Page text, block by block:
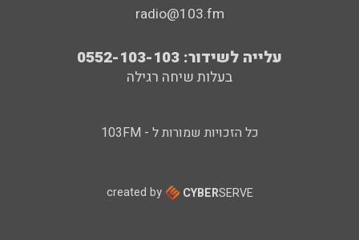
radio@103.fm
עלייה לשידור: 0552-103-103
בעלות שיחה רגילה
כל הזכויות שמורות ל - 103FM
created by CYBERSERVE